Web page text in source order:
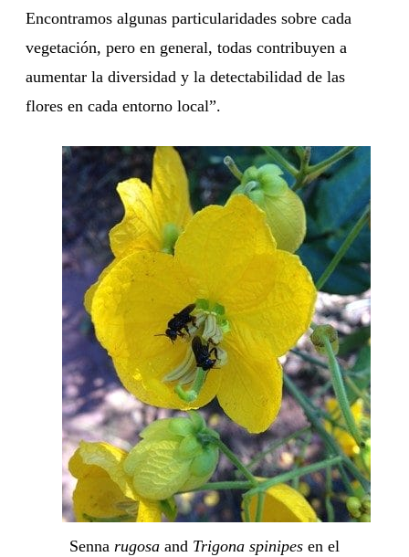
Encontramos algunas particularidades sobre cada
vegetación, pero en general, todas contribuyen a
aumentar la diversidad y la detectabilidad de las
flores en cada entorno local”.
Senna rugosa and Trigona spinipes en el